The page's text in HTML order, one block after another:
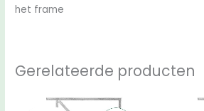
het frame
Gerelateerde producten